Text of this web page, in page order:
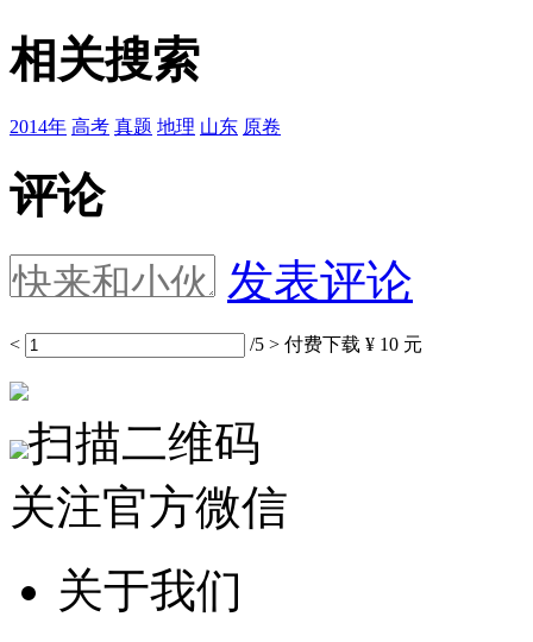
相关搜索
2014年 高考 真题 地理 山东 原卷
评论
发表评论
< /5 > 付费下载 ¥ 10 元
扫描二维码
关注官方微信
关于我们